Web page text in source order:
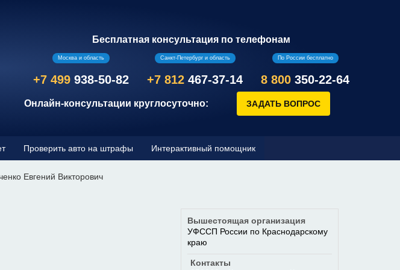
Бесплатная консультация по телефонам
Москва и область
+7 499 938-50-82
Санкт-Петербург и область
+7 812 467-37-14
По России бесплатно
8 800 350-22-64
Онлайн-консультации круглосуточно:
Проверить авто на штрафы Интерактивный помощник
Евгений Викторович
Вышестоящая организация
УФССП России по Краснодарскому
краю
Контакты